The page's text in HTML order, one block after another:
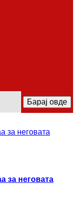
Барај овде
за неговата